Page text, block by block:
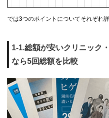
では3つのポイントについてそれぞれ
1-1.総額が安いクリニック
なら5回総額を比較